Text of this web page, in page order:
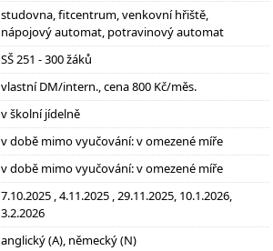
studovna, fitcentrum, venkovní hřiště,
nápojový automat, potravinový automat
SŠ 251 - 300 žáků
vlastní DM/intern., cena 800 Kč/měs.
v školní jídelně
v době mimo vyučování: v omezené míře
v době mimo vyučování: v omezené míře
7.10.2025 , 4.11.2025 , 29.11.2025, 10.1.2026,
3.2.2026
anglický (A), německý (N)